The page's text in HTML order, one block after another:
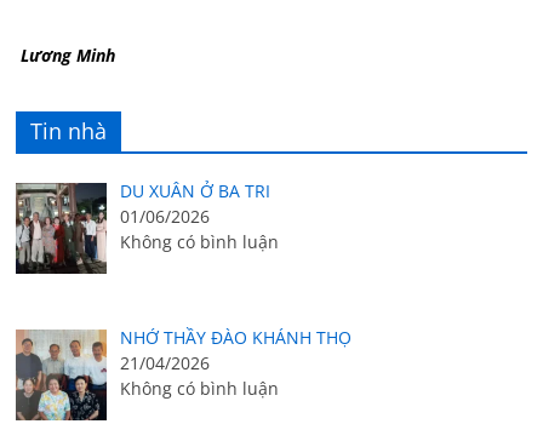
Lương Minh
Tin nhà
DU XUÂN Ở BA TRI
01/06/2026
Không có bình luận
NHỚ THẦY ĐÀO KHÁNH THỌ
21/04/2026
Không có bình luận